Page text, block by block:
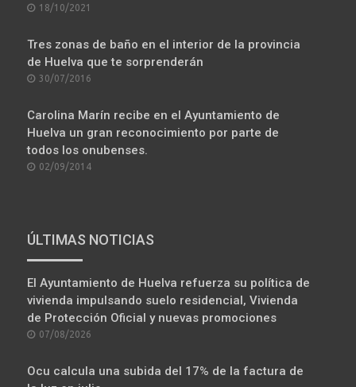
POSTED
18/10/2021
Tres zonas de baño en el interior de la provincia
de Huelva que te sorprenderán
POSTED
30/07/2016
Carolina Marín recibe en el Ayuntamiento de
Huelva un gran reconocimiento por parte de
todos los onubenses.
POSTED
02/09/2014
ÚLTIMAS NOTICIAS
El Ayuntamiento de Huelva refuerza su política de
vivienda impulsando suelo residencial, Vivienda
de Protección Oficial y nuevas promociones
POSTED
07/08/2026
Ocu calcula una subida del 17% de la factura de